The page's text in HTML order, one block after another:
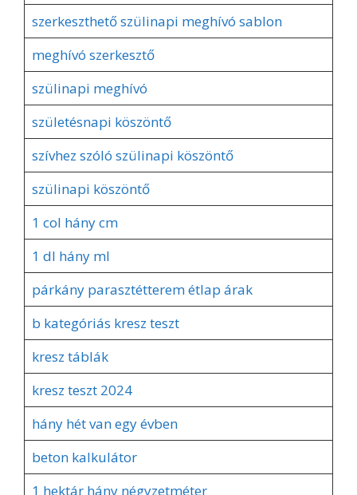
szerkeszthető szülinapi meghívó sablon
meghívó szerkesztő
szülinapi meghívó
születésnapi köszöntő
szívhez szóló szülinapi köszöntő
szülinapi köszöntő
1 col hány cm
1 dl hány ml
párkány parasztétterem étlap árak
b kategóriás kresz teszt
kresz táblák
kresz teszt 2024
hány hét van egy évben
beton kalkulátor
1 hektár hány négyzetméter